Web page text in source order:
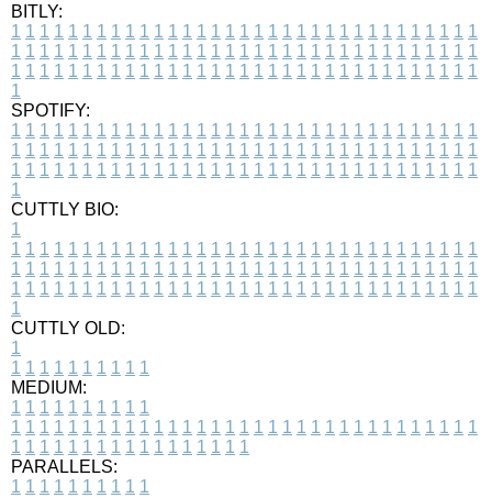
BITLY:
1 1 1 1 1 1 1 1 1 1 1 1 1 1 1 1 1 1 1 1 1 1 1 1 1 1 1 1 1 1 1 1 1
1 1 1 1 1 1 1 1 1 1 1 1 1 1 1 1 1 1 1 1 1 1 1 1 1 1 1 1 1 1 1 1 1
1 1 1 1 1 1 1 1 1 1 1 1 1 1 1 1 1 1 1 1 1 1 1 1 1 1 1 1 1 1 1 1 1
1
SPOTIFY:
1 1 1 1 1 1 1 1 1 1 1 1 1 1 1 1 1 1 1 1 1 1 1 1 1 1 1 1 1 1 1 1 1
1 1 1 1 1 1 1 1 1 1 1 1 1 1 1 1 1 1 1 1 1 1 1 1 1 1 1 1 1 1 1 1 1
1 1 1 1 1 1 1 1 1 1 1 1 1 1 1 1 1 1 1 1 1 1 1 1 1 1 1 1 1 1 1 1 1
1
CUTTLY BIO:
1
1 1 1 1 1 1 1 1 1 1 1 1 1 1 1 1 1 1 1 1 1 1 1 1 1 1 1 1 1 1 1 1 1
1 1 1 1 1 1 1 1 1 1 1 1 1 1 1 1 1 1 1 1 1 1 1 1 1 1 1 1 1 1 1 1 1
1 1 1 1 1 1 1 1 1 1 1 1 1 1 1 1 1 1 1 1 1 1 1 1 1 1 1 1 1 1 1 1 1
1
CUTTLY OLD:
1
1 1 1 1 1 1 1 1 1 1
MEDIUM:
1 1 1 1 1 1 1 1 1 1
1 1 1 1 1 1 1 1 1 1 1 1 1 1 1 1 1 1 1 1 1 1 1 1 1 1 1 1 1 1 1 1 1
1 1 1 1 1 1 1 1 1 1 1 1 1 1 1 1 1
PARALLELS:
1 1 1 1 1 1 1 1 1 1